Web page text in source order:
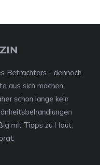
Betrachters - dennoch
aus sich machen.
schon lange kein
mit Tipps zu Haut,